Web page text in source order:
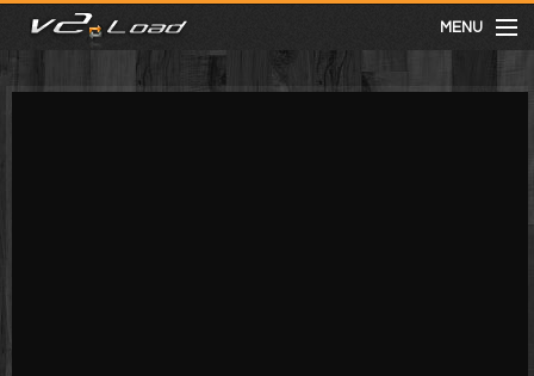
MENU
meist gesehen